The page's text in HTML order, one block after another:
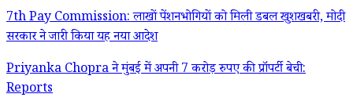
7th Pay Commission: लाखों पेंशनभोगियों को मिली डबल खुशखबरी, मोदी
सरकार ने जारी किया यह नया आदेश
Priyanka Chopra ने मुंबई में अपनी 7 करोड़ रुपए की प्रॉपर्टी बेची:
Reports